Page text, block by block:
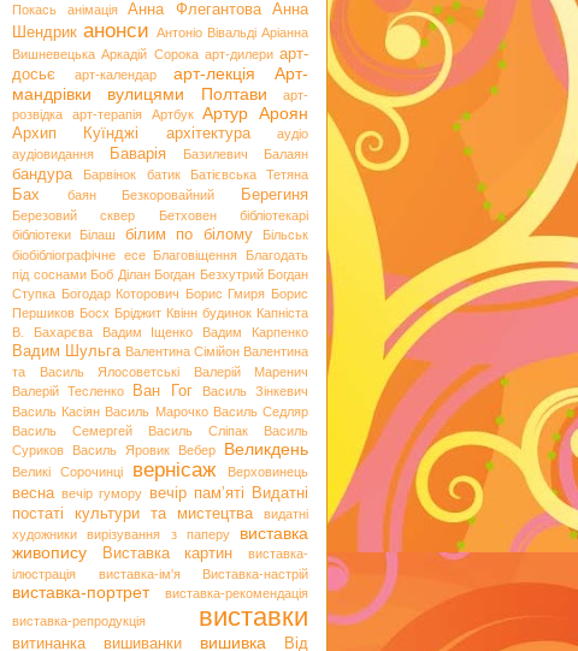
Покась
анімація Анна Флегантова
Анна
Шендрик анонси Антоніо Вівальді Аріанна
Вишневецька Аркадій Сорока арт-дилери арт-
досьє
арт-календар арт-лекція
Арт-
мандрівки вулицями Полтави
арт-
розвідка
арт-терапія Артбук Артур Ароян
Архип Куїнджі архітектура
аудіо
аудіовидання
Баварія Базилевич Балаян
бандура Барвінок батик Батієвська Тетяна
Бах баян Безкоровайний Берегиня
Березовий сквер Бетховен
бібліотекарі
бібліотеки
Білаш білим по білому
Більськ
біобібліографічне есе
Благовіщення
Благодать
під соснами Боб Ділан Богдан Безхутрий Богдан
Ступка Богодар Которович Борис Гмиря Борис
Першиков Босх Бріджит Квінн будинок Капніста
В. Бахарєва
Вадим Іщенко Вадим Карпенко
Вадим Шульга Валентина Сімійон Валентина
та Василь Ялосоветські
Валерій Маренич
Валерій Тесленко
Ван Гог
Василь Зінкевич
Василь Касіян Василь Марочко Василь Седляр
Василь Семергей
Василь Сліпак
Василь
Суриков
Василь Яровик Вебер Великдень
Великі Сорочинці вернісаж Верховинець
весна вечір гумору вечір пам’яті
Видатні
постаті культури та мистецтва
видатні
художники
вирізування з паперу
виставка
живопису
Виставка картин
виставка-
ілюстрація
виставка-ім'я Виставка-настрій
виставка-портрет
виставка-рекомендація
виставка-репродукція
виставки
витинанка вишиванки вишивка
Від